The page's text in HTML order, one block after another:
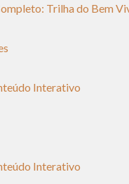
Trilha do Bem
Interativo
Interativo